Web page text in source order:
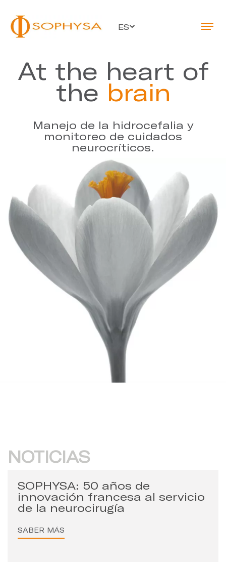
ES
At the heart of
the brain
Manejo de la hidrocefalia y
monitoreo de cuidados
neurocríticos.
NOTICIAS
SOPHYSA: 50 años de
innovación francesa al servicio
de la neurocirugía
SABER MÁS